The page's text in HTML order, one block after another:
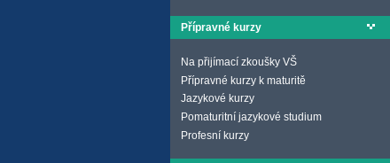
Přípravné kurzy
Na přijímací zkoušky VŠ
Přípravné kurzy k maturitě
Jazykové kurzy
Pomaturitní jazykové studium
Profesní kurzy